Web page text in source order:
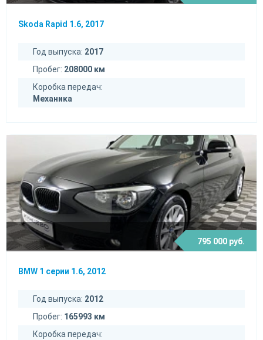
Skoda Rapid 1.6, 2017
Год выпуска: 2017
Пробег: 208000 км
Коробка передач:
Механика
795 000 руб.
BMW 1 серии 1.6, 2012
Год выпуска: 2012
Пробег: 165993 км
Коробка передач: